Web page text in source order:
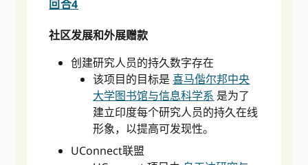
回合4
社区发展和外展赠款
创建研究人员的持久数字存在
该项目的目标是喜马偕尔邦中央
大学图书馆与信息科学系 是为了
建立印度每个研究人员的持久在线
形象，以提高可发现性。
UConnect联盟